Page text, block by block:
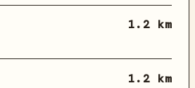
1.2 km
1.2 km